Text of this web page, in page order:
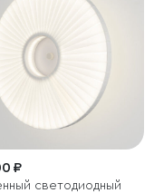
₽
светодиодный